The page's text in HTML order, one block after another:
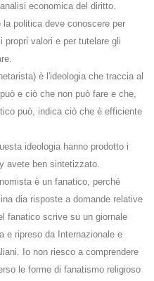
economica del diritto.
la politica deve conoscere per
propri valori e per tutelare gli
è l'ideologia che traccia al
e ciò che non può fare e che,
può, indica ciò che è efficiente
ideologia hanno prodotto i
avete ben sintetizzato.
è un fanatico, perché
dia risposte a domande relative
fanatico scrive su un giornale
e ripreso da Internazionale e
Io non riesco a comprendere
le forme di fanatismo religioso